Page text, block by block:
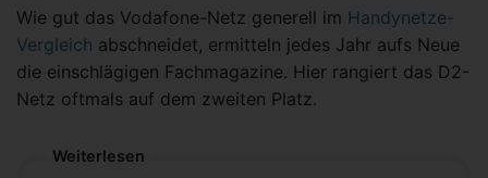
Wie gut das Vodafone-Netz generell im Handynetze-
Vergleich abschneidet, ermitteln jedes Jahr aufs Neue
die einschlägigen Fachmagazine. Hier rangiert das D2-
Netz oftmals auf dem zweiten Platz.
Weiterlesen